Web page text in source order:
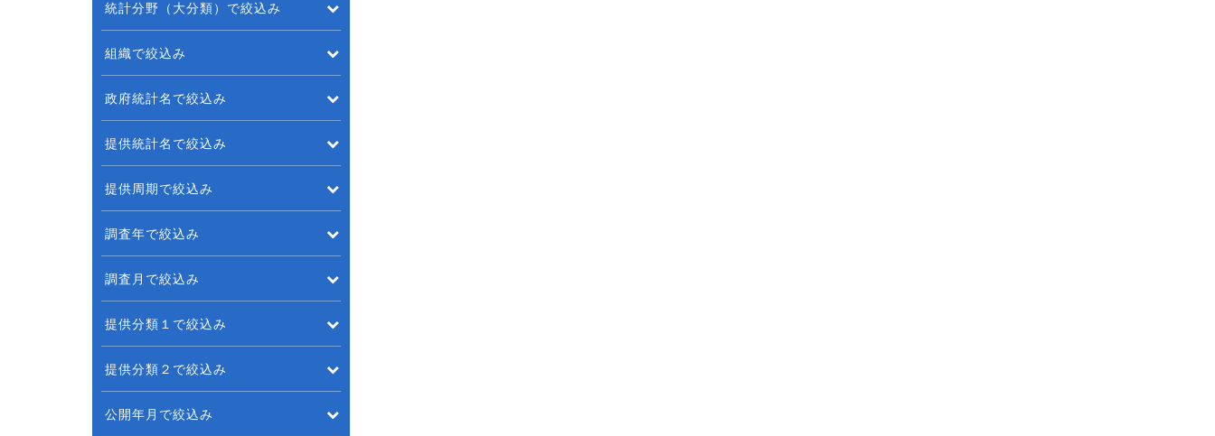
統計分野（大分類）で絞込み
組織で絞込み
政府統計名で絞込み
提供統計名で絞込み
提供周期で絞込み
調査年で絞込み
調査月で絞込み
提供分類１で絞込み
提供分類２で絞込み
公開年月で絞込み